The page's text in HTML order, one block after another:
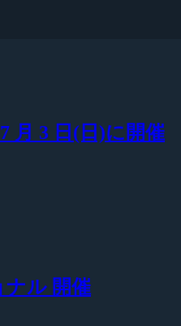
月 3 日(日)に開催
ナル 開催